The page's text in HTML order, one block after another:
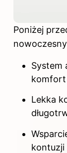
Poniżej
System
komfort
Lekka
kontuzji